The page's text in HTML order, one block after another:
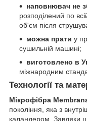
наповнювач не
розподілений по
об'єм після
можна прати у
сушильній машині;
виготовлено в
міжнародним
Технології та
Мікрофібра
покоління, яка з
каландером. Завдяки